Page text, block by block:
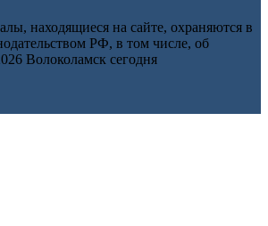
находящиеся на сайте, охраняются в
РФ, в том числе, об
Волоколамск сегодня